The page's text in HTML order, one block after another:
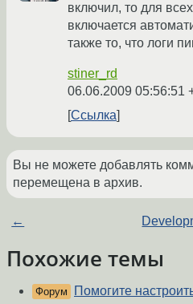
включил, то для
включается
также то, что логи
stiner_rd
06.06.2009 05:56:51
Ссылка
Вы не можете добавлять
перемещена в архив.
←
Похожие темы
Форум Помогите